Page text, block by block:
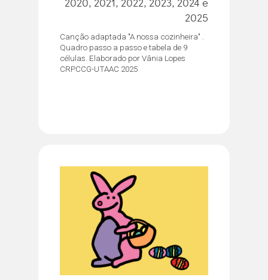
2020, 2021, 2022, 2023, 2024 e
2025
Canção adaptada "A nossa cozinheira" .
Quadro passo a passo e tabela de 9
células. Elaborado por Vânia Lopes
CRPCCG-UTAAC 2025